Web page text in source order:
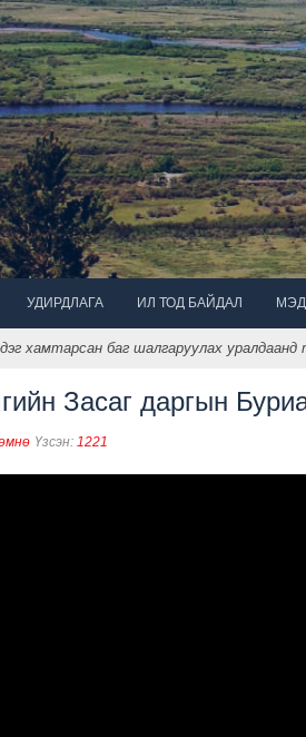
УДИРДЛАГА ИЛ ТОД БАЙДАЛ
хамтарсан баг шалгаруулах уралдаанд
Засаг даргын
Үзсэн: 1221